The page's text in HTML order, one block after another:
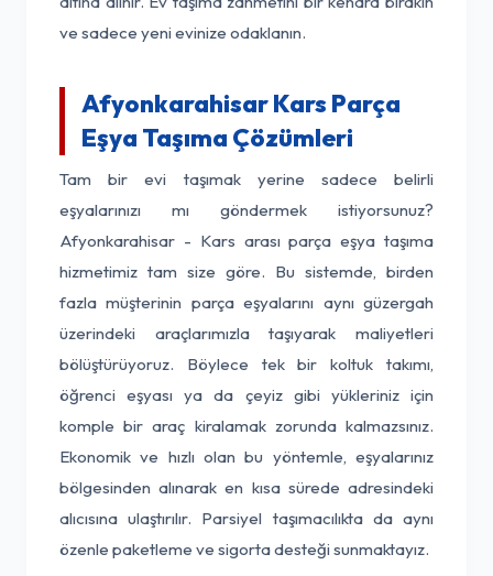
ve sadece yeni evinize odaklanın.
Afyonkarahisar Kars Parça
Eşya Taşıma Çözümleri
Tam bir evi taşımak yerine sadece belirli
eşyalarınızı mı göndermek istiyorsunuz?
Afyonkarahisar - Kars arası parça eşya taşıma
hizmetimiz tam size göre. Bu sistemde, birden
fazla müşterinin parça eşyalarını aynı güzergah
üzerindeki araçlarımızla taşıyarak maliyetleri
bölüştürüyoruz. Böylece tek bir koltuk takımı,
öğrenci eşyası ya da çeyiz gibi yükleriniz için
komple bir araç kiralamak zorunda kalmazsınız.
Ekonomik ve hızlı olan bu yöntemle, eşyalarınız
bölgesinden alınarak en kısa sürede adresindeki
alıcısına ulaştırılır. Parsiyel taşımacılıkta da aynı
özenle paketleme ve sigorta desteği sunmaktayız.